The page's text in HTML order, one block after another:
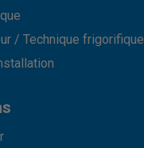
/ Technique frigorifique